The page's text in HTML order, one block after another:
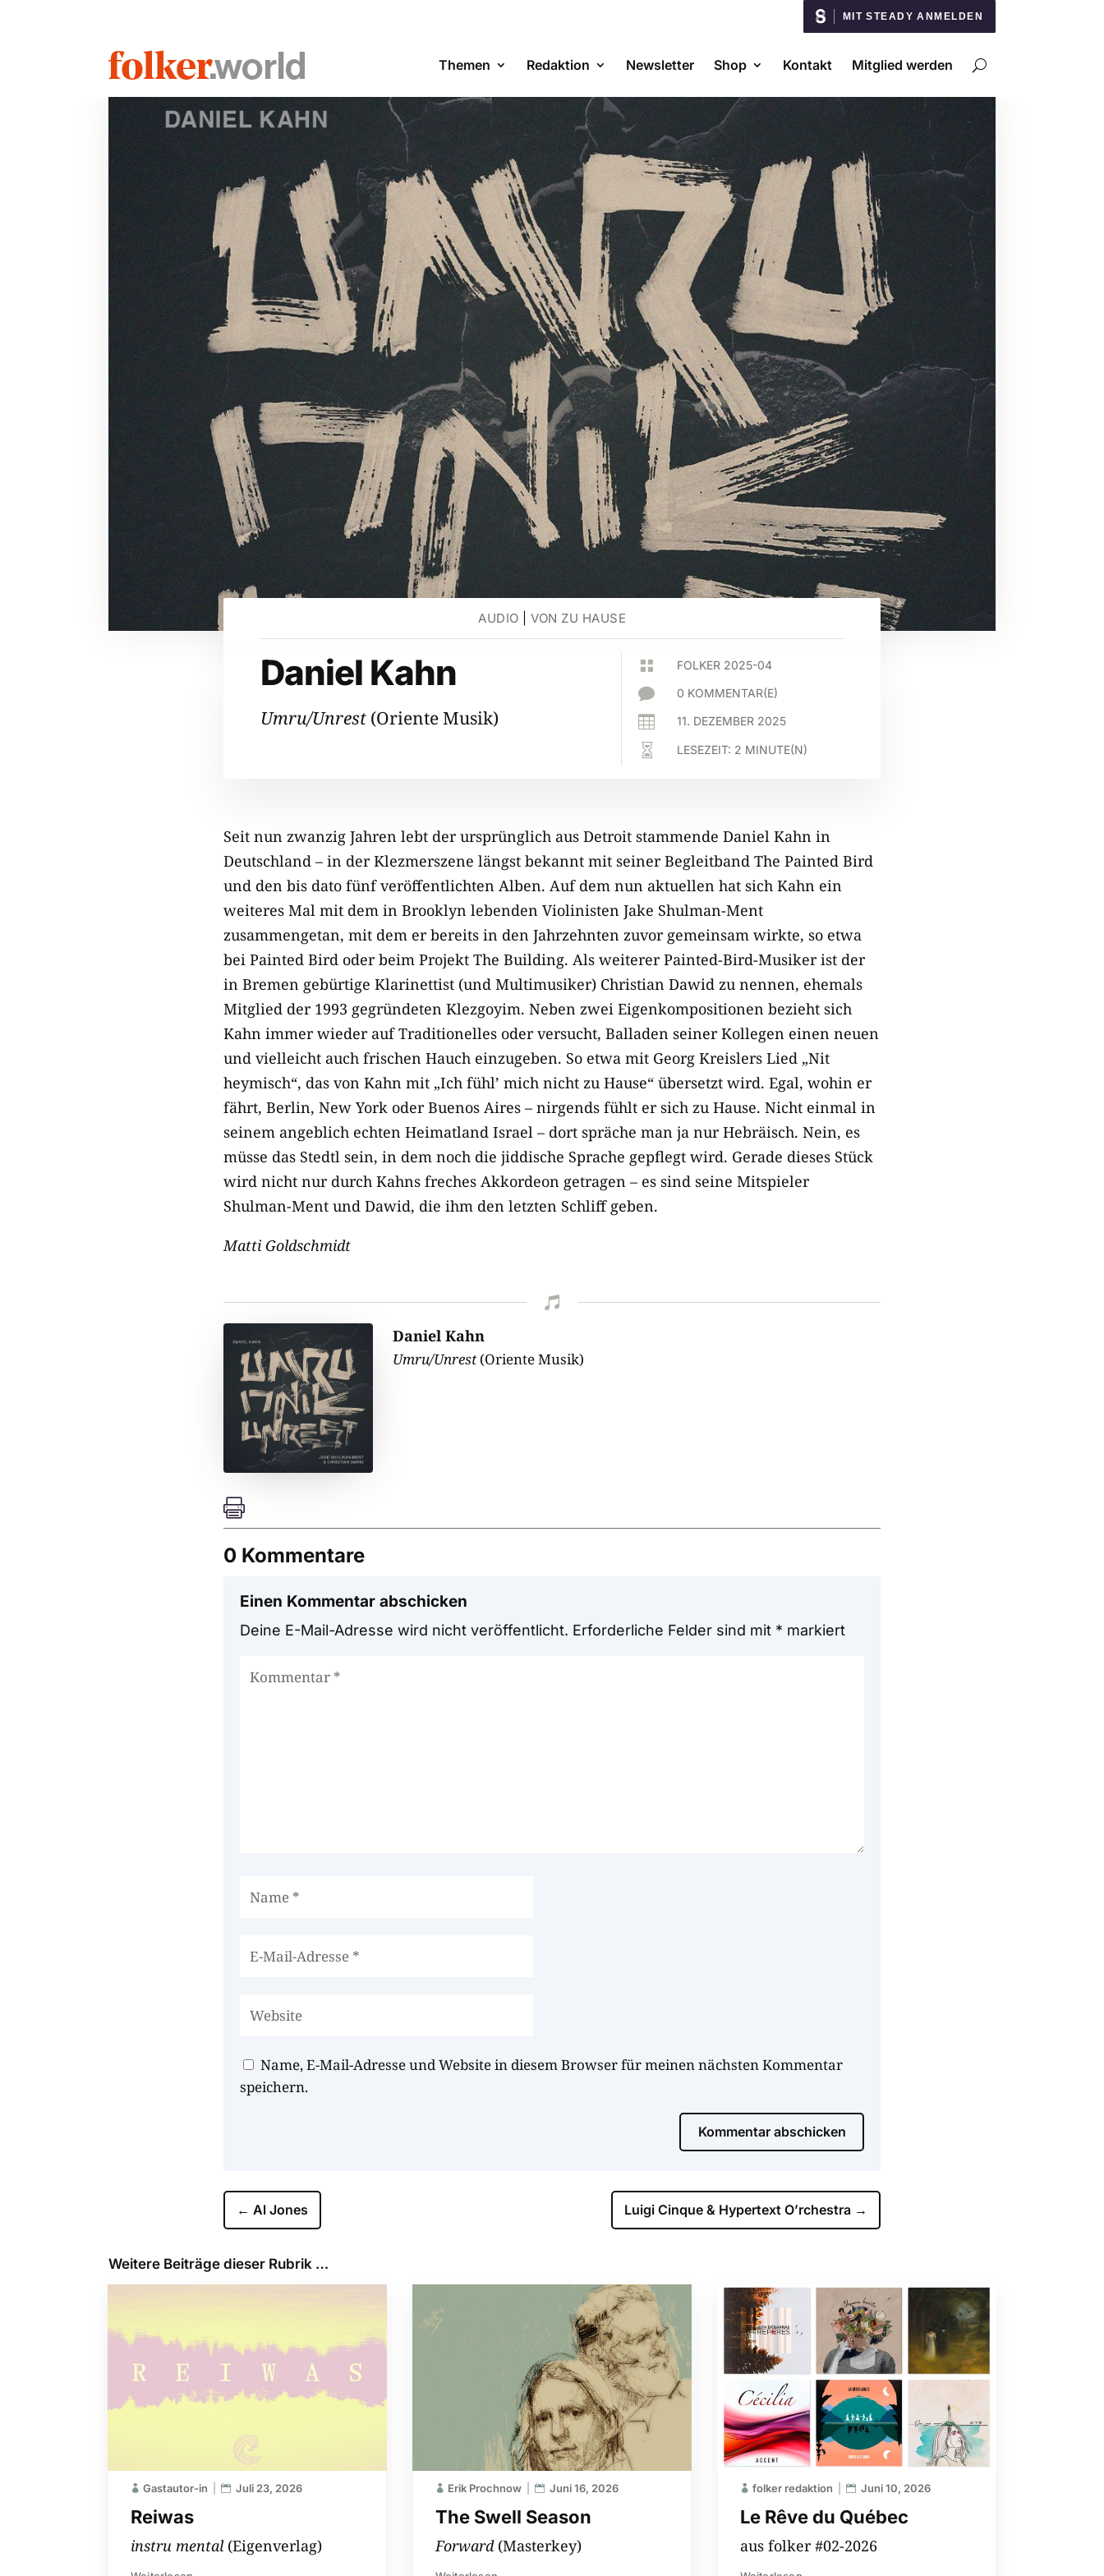
MIT STEADY ANMELDEN
Themen Redaktion Newsletter Shop Kontakt Mitglied werden
AUDIO VON ZU HAUSE
Daniel Kahn
Umru/Unrest (Oriente Musik)
 FOLKER 2025-04
 0 KOMMENTAR(E)
 11. DEZEMBER 2025
 LESEZEIT: 2 MINUTE(N)
Seit nun zwanzig Jahren lebt der ursprünglich aus Detroit stammende Daniel Kahn in
Deutschland – in der Klezmerszene längst bekannt mit seiner Begleitband The Painted Bird
und den bis dato fünf veröffentlichten Alben. Auf dem nun aktuellen hat sich Kahn ein
weiteres Mal mit dem in Brooklyn lebenden Violinisten Jake Shulman-Ment
zusammengetan, mit dem er bereits in den Jahrzehnten zuvor gemeinsam wirkte, so etwa
bei Painted Bird oder beim Projekt The Building. Als weiterer Painted-Bird-Musiker ist der
in Bremen gebürtige Klarinettist (und Multimusiker) Christian Dawid zu nennen, ehemals
Mitglied der 1993 gegründeten Klezgoyim. Neben zwei Eigenkompositionen bezieht sich
Kahn immer wieder auf Traditionelles oder versucht, Balladen seiner Kollegen einen neuen
und vielleicht auch frischen Hauch einzugeben. So etwa mit Georg Kreislers Lied „Nit
heymisch“, das von Kahn mit „Ich fühl’ mich nicht zu Hause“ übersetzt wird. Egal, wohin er
fährt, Berlin, New York oder Buenos Aires – nirgends fühlt er sich zu Hause. Nicht einmal in
seinem angeblich echten Heimatland Israel – dort spräche man ja nur Hebräisch. Nein, es
müsse das Stedtl sein, in dem noch die jiddische Sprache gepflegt wird. Gerade dieses Stück
wird nicht nur durch Kahns freches Akkordeon getragen – es sind seine Mitspieler
Shulman-Ment und Dawid, die ihm den letzten Schliff geben.
Matti Goldschmidt

Daniel Kahn
Umru/Unrest(Oriente Musik)

0 Kommentare
Einen Kommentar abschicken
Deine E-Mail-Adresse wird nicht veröffentlicht. Erforderliche Felder sind mit * markiert
Name, E-Mail-Adresse und Website in diesem Browser für meinen nächsten Kommentar
speichern.
Kommentar abschicken
← Al Jones Luigi Cinque & Hypertext O’rchestra →
Weitere Beiträge dieser Rubrik …
Reiwas
Gastautor-in Juli 23, 2026
instru mental(Eigenverlag)
The Swell Season
Erik Prochnow Juni 16, 2026
Forward (Masterkey)
Le Rêve du Québec
folker redaktion Juni 10, 2026
aus folker #02-2026